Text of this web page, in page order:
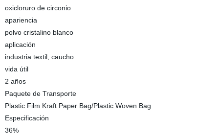
oxicloruro de circonio
apariencia
polvo cristalino blanco
aplicación
industria textil, caucho
vida útil
2 años
Paquete de Transporte
Plastic Film Kraft Paper Bag/Plastic Woven Bag
Especificación
36%